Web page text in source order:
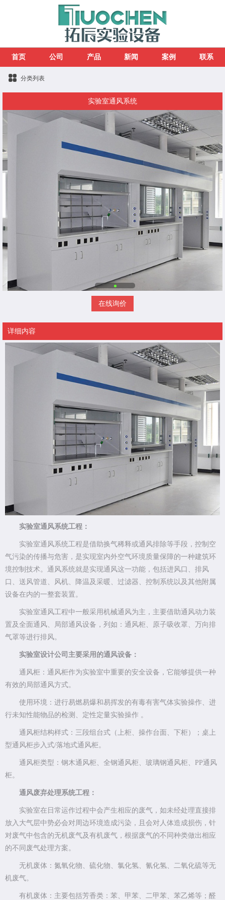
首页 公司 产品 新闻 案例 联系
分类列表
实验室通风系统
在线询价
详细内容
实验室通风系统工程：
实验室通风系统工程是借助换气稀释或通风排除等手段，控制空
气污染的传播与危害，是实现室内外空气环境质量保障的一种建筑环
境控制技术。通风系统就是实现通风这一功能，包括进风口、排风
口、送风管道、风机、降温及采暖、过滤器、控制系统以及其他附属
设备在内的一整套装置。
实验室通风工程中一般采用机械通风为主，主要借助通风动力装
置及全面通风、局部通风设备，列如：通风柜、原子吸收罩、万向排
气罩等进行排风。
实验室设计公司主要采用的通风设备：
通风柜：通风柜作为实验室中重要的安全设备，它能够提供一种
有效的局部通风方式。
使用环境：进行易燃易爆和易挥发的有毒有害气体实验操作、进
行未知性能物品的检测、定性定量实验操作 。
通风柜结构样式：三段组台式（上柜、操作台面、下柜）；桌上
型通风柜步入式/落地式通风柜。
通风柜类型：钢木通风柜、全钢通风柜、玻璃钢通风柜、PP通风
柜。
通风废弃处理系统工程：
实验室在日常运作过程中会产生相应的废气，如未经处理直接排
放入大气层中势必会对周边环境造成污染，且会对人体造成损伤，针
对废气中包含的无机废气及有机废气，根据废气的不同种类做出相应
的不同废气处理方案。
无机废体：氮氧化物、硫化物、氯化氢、氰化氢、二氧化硫等无
机废气。
有机废体：主要包括芳香类：苯、甲苯、二甲苯、苯乙烯等；醛